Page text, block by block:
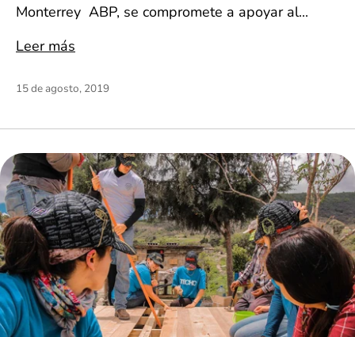
Monterrey ABP, se compromete a apoyar al...
Leer más
15 de agosto, 2019